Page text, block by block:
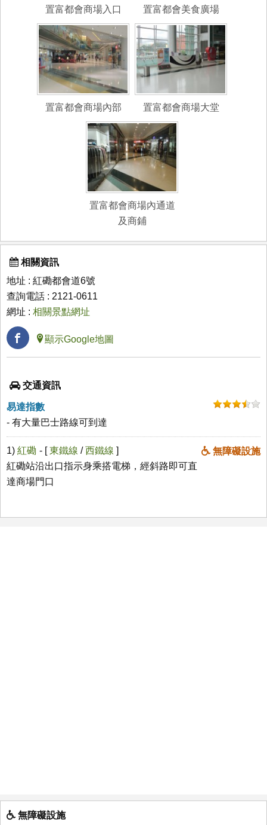
置富都會商場入口 置富都會美食廣場
置富都會商場內部 置富都會商場大堂
置富都會商場內通道
及商鋪
相關資訊
地址 : 紅磡都會道6號
查詢電話 : 2121-0611
網址 : 相關景點網址
顯示Google地圖
交通資訊
易達指數
- 有大量巴士路線可到達
1) 紅磡 無障礙設施
- [東鐵線 /西鐵線 ]
紅磡站沿出口指示身乘搭電梯，經斜路即可直
達商場門口
無障礙設施